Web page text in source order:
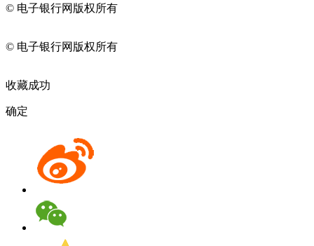
© 电子银行网版权所有
© 电子银行网版权所有
收藏成功
确定